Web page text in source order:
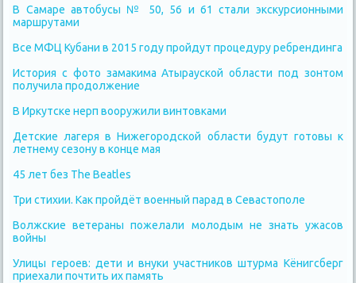
В Самаре автобусы № 50, 56 и 61 стали экскурсионными
маршрутами
Все МФЦ Кубани в 2015 году пройдут процедуру ребрендинга
История с фото замакима Атырауской области под зонтом
получила продолжение
В Иркутске нерп вооружили винтовками
Детские лагеря в Нижегородской области будут готовы к
летнему сезону в конце мая
45 лет без The Beatles
Три стихии. Как пройдёт военный парад в Севастополе
Волжские ветераны пожелали молодым не знать ужасов
войны
Улицы героев: дети и внуки участников штурма Кёнигсберг
приехали почтить их память